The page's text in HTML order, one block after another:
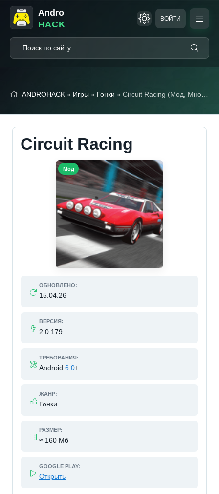
Andro
HACK
ВОЙТИ
ANDROHACK » Игры » Гонки » Circuit Racing (Мод, Много денег)
Circuit Racing
ОБНОВЛЕНО:
15.04.26
ВЕРСИЯ:
2.0.179
ТРЕБОВАНИЯ:
Android 6.0+
ЖАНР:
Гонки
РАЗМЕР:
≈ 160 Мб
GOOGLE PLAY:
Открыть
Мод